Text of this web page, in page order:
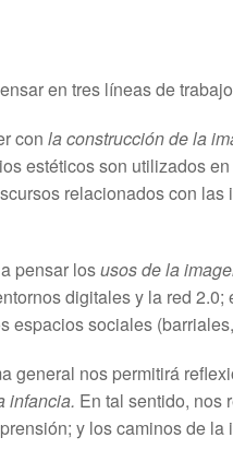
en tres líneas de
con la construcción de la
estéticos son utilizados
relacionados con
pensar losusos de la
digitales y la red
espacios sociales
general nos permitirá
infancia. En tal sentido, nos
y los caminos de la